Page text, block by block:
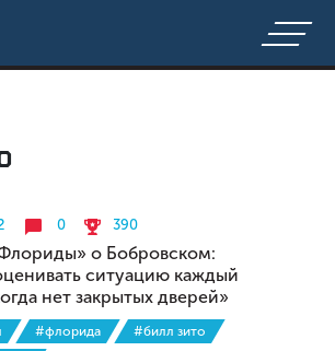
0 390
о Бобровском:
ситуацию каждый
нет закрытых дверей»
#флорида
#билл зито